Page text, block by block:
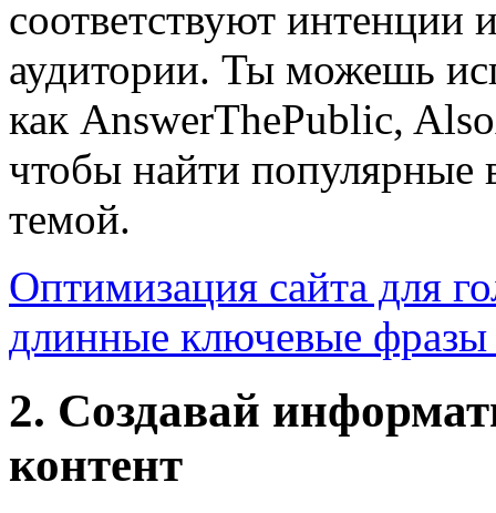
соответствуют интенции
аудитории. Ты можешь
как AnswerThePublic,
чтобы найти популярные
темой.
Оптимизация сайта для
длинные ключевые
2. Создавай
контент